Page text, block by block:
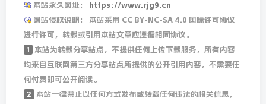
本站永久网址：
https://www.rjg9.cn
网站侵权说明：
本站采用 CC BY-NC-SA 4.0 国际许可协议
进行许可，转载或引用本站文章应遵循相同协议。
1
本站为转载分享站点，不提供任何上传下载服务，所有内容
均来自互联网第三方分享站点所提供的公开引用内容，不需要任
何付费即可公开阅读。
2
本站一律禁止以任何方式发布或转载任何违法的相关信息，